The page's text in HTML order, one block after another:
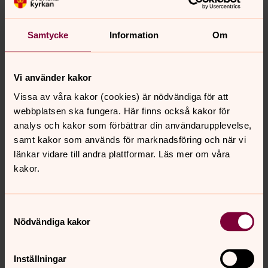
Samtycke Information Om
Vi använder kakor
Vissa av våra kakor (cookies) är nödvändiga för att
webbplatsen ska fungera. Här finns också kakor för
analys och kakor som förbättrar din användarupplevelse,
samt kakor som används för marknadsföring och när vi
länkar vidare till andra plattformar. Läs mer om våra
kakor.
Nödvändiga kakor
Inställningar
Gudstjänst 14 februari
Gudstjänst 21 februari
Gudstjänst 7 mars
Guddstjänst 14 mars
Gudstjänst 21 mars
Gudstjänst 28 mars
Gudstjänst 2 april, Långfredagen
Gudstjänst 11 april
Gudstjänst 18 april